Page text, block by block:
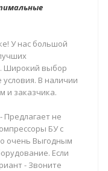
У нас большой
Широкий выбор
В наличии
и заказчика.
Предлагает не
БУ с
очень Выгодным
Если
- Звоните